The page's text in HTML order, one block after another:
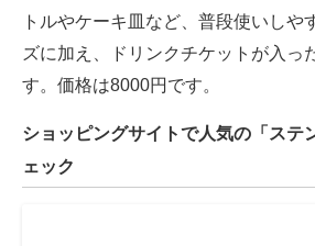
トルやケーキ皿など、普段使いしや
ズに加え、ドリンクチケットが入っ
す。価格は8000円です。
ショッピングサイトで人気の「ステ
ェック